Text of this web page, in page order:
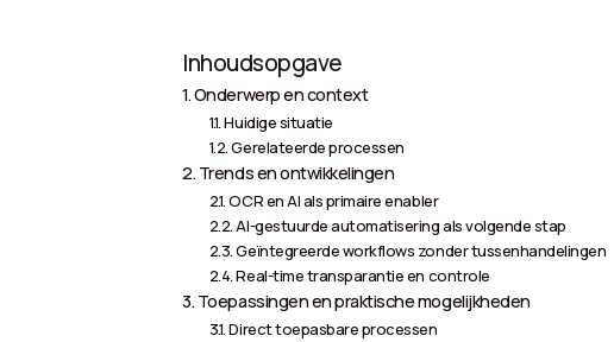
Inhoudsopgave
Onderwerp en context
Huidige situatie
Gerelateerde processen
Trends en ontwikkelingen
OCR en AI als primaire enabler
AI-gestuurde automatisering als volgende stap
Geïntegreerde workflows zonder tussenhandelingen
Real-time transparantie en controle
Toepassingen en praktische mogelijkheden
Direct toepasbare processen